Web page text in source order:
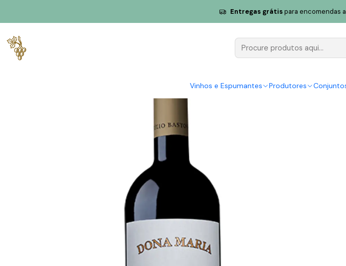
Vinhos e Espumantes Produtores
Entregas grátispara encomendas
Dona Maria Grande Reserva Magnum 2019 Alentejo